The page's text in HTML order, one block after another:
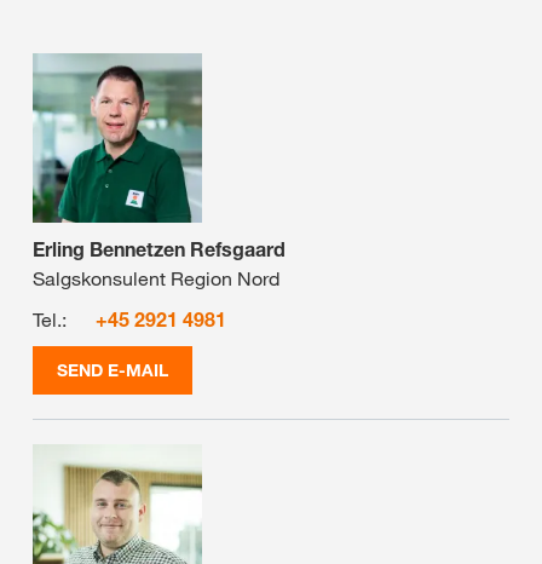
Erling Bennetzen Refsgaard
Salgskonsulent Region Nord
Tel.:
+45 2921 4981
SEND E-MAIL